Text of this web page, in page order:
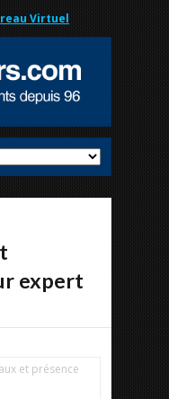
Virtuel
expert
et présence